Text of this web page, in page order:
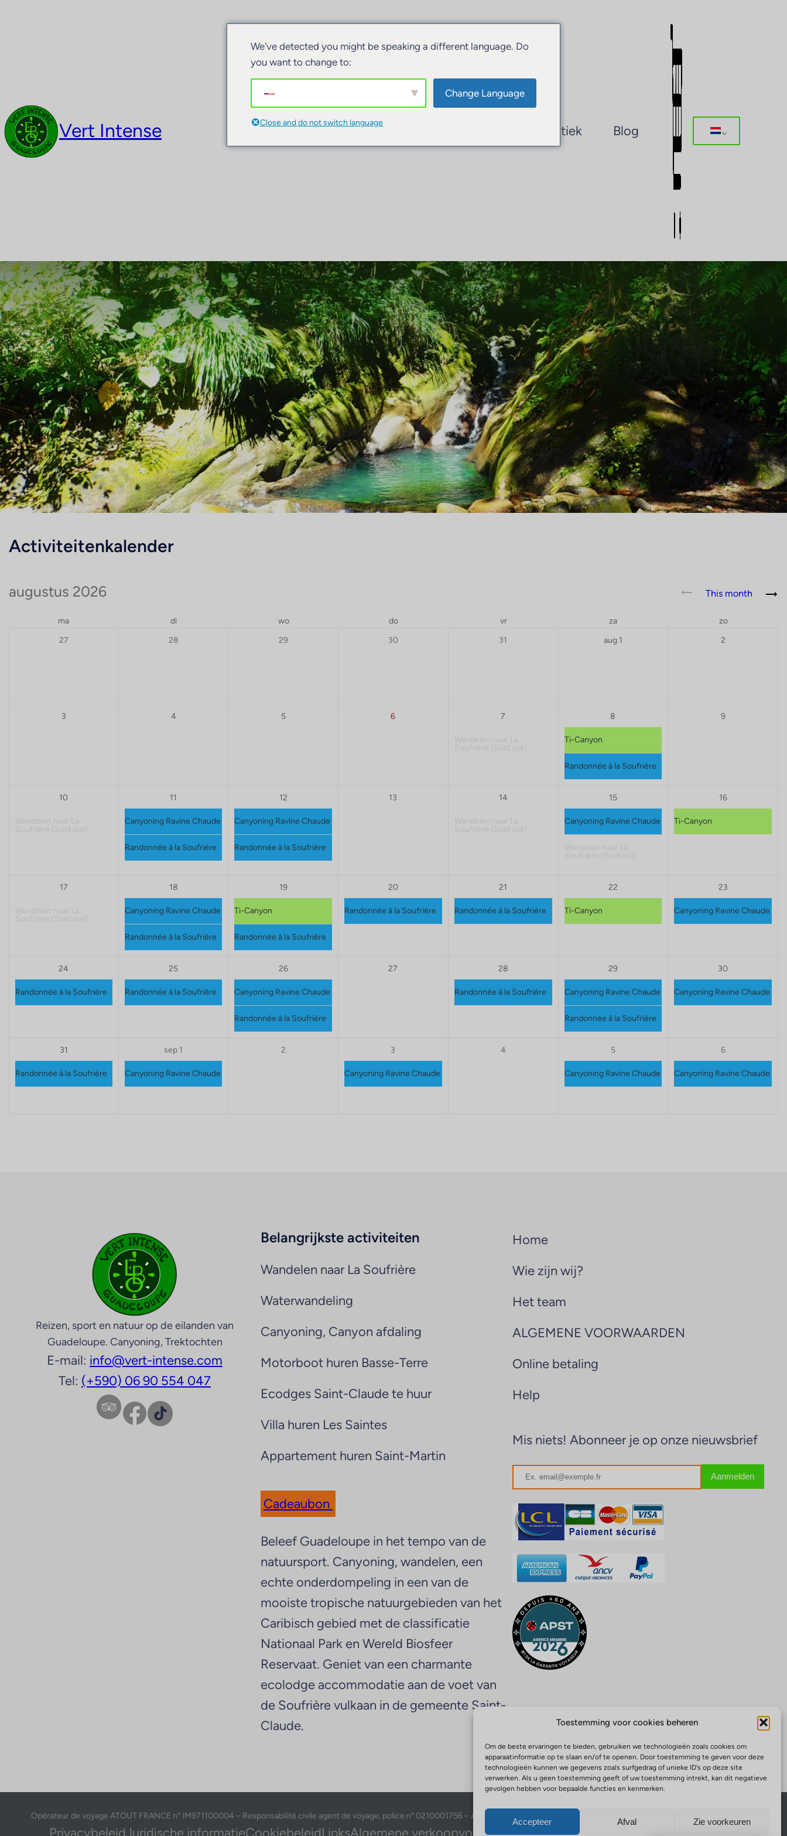
Toestemming voor cookies beheren
Om de beste ervaringen te bieden, gebruiken we technologieën zoals cookies om
apparaatinformatie op te slaan en/of te openen. Door toestemming te geven voor deze
technologieën kunnen we gegevens zoals surfgedrag of unieke ID's op deze site
verwerken. Als u geen toestemming geeft of uw toestemming intrekt, kan dit negatieve
gevolgen hebben voor bepaalde functies en kenmerken.
Accepteer Afval Zie voorkeuren
Vert Intense Activiteiten Accommodatie Boetiek Blog
Activiteitenkalender
augustus 2026 This month
ma di wo do vr za
zo
27
28 29 30 31 aug 1 2
3 4 5 6 7 8
Ti-Canyon
Randonnée à la Soufrière
9
10 11
Canyoning Ravine Chaude
Randonnée à la Soufrière
12
Canyoning Ravine Chaude
Randonnée à la Soufrière
13 14 15
Canyoning Ravine Chaude
16
Ti-Canyon
17 18
Canyoning Ravine Chaude
Randonnée à la Soufrière
19
Ti-Canyon
Randonnée à la Soufrière
20
Randonnée à la Soufrière
21
Randonnée à la Soufrière
22
Ti-Canyon
23
Canyoning Ravine Chaude
24
Randonnée à la Soufrière
25
Randonnée à la Soufrière
26
Canyoning Ravine Chaude
Randonnée à la Soufrière
27 28
Randonnée à la Soufrière
29
Canyoning Ravine Chaude
Randonnée à la Soufrière
30
Canyoning Ravine Chaude
31
Randonnée à la Soufrière
sep 1
Canyoning Ravine Chaude
2 3
Canyoning Ravine Chaude
4 5
Canyoning Ravine Chaude
6
Canyoning Ravine Chaude
Reizen, sport en natuur op de eilanden van
Guadeloupe. Canyoning, Trektochten
E-mail: info@vert-intense.com
Tel: (+590) 06 90 554 047
Facebook TikTok
Belangrijkste activiteiten
Wandelen naar La Soufrière
Waterwandeling
Canyoning, Canyon afdaling
Motorboot huren Basse-Terre
Ecodges Saint-Claude te huur
Villa huren Les Saintes
Appartement huren Saint-Martin
Cadeaubon
Beleef Guadeloupe in het tempo van de
natuursport. Canyoning, wandelen, een
echte onderdompeling in een van de
mooiste tropische natuurgebieden van het
Caribisch gebied met de classificatie
Nationaal Park en Wereld Biosfeer
Reservaat. Geniet van een charmante
ecolodge accommodatie aan de voet van
de Soufrière vulkaan in de gemeente Saint-
Claude.
Home
Wie zijn wij?
Het team
ALGEMENE VOORWAARDEN
Online betaling
Help
Mis niets! Abonneer je op onze nieuwsbrief
Opérateur de voyage ATOUT FRANCE n° IM971100004 – Responsabilité civile agent de voyage, police n° 0210001756 – Activités outdoor police n° 0210001680 – Garantie financière APST ID: 91155
PrivacybeleidJuridische informatieCookiebeleidLinksAlgemene verkoopvoorwaardenVerzekering
We've detected you might be speaking a different language. Do
you want to change to:
Change Language
Close and do not switch language